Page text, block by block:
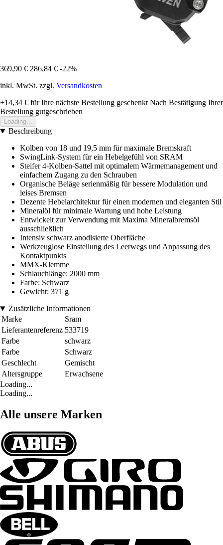
369,90 € 286,84 € -22%
inkl. MwSt. zzgl. Versandkosten
+14,34 € für Ihre nächste Bestellung geschenkt Nach Bestätigung Ihrer
Bestellung gutgeschrieben
Loading...
Beschreibung
Kolben von 18 und 19,5 mm für maximale Bremskraft
SwingLink-System für ein Hebelgefühl von SRAM
Steifer 4-Kolben-Sattel mit optimalem Wärmemanagement und
einfachem Zugang zu den Schrauben
Organische Beläge serienmäßig für bessere Modulation und
leises Bremsen
Dezente Hebelarchitektur für einen modernen und eleganten Stil
Mineralöl für minimale Wartung und hohe Leistung
Entwickelt zur Verwendung mit Maxima Mineralbremsöl
ausschließlich
Intensiv schwarz anodisierte Oberfläche
Werkzeuglose Einstellung des Leerwegs und Anpassung des
Kontaktpunkts
MMX-Klemme
Schlauchlänge: 2000 mm
Farbe: Schwarz
Gewicht: 371 g
Zusätzliche Informationen
Marke
Sram
Lieferantenreferenz 533719
Farbe
schwarz
Farbe
Schwarz
Geschlecht
Gemischt
Altersgruppe
Erwachsene
Loading...
Loading...
Alle unsere Marken